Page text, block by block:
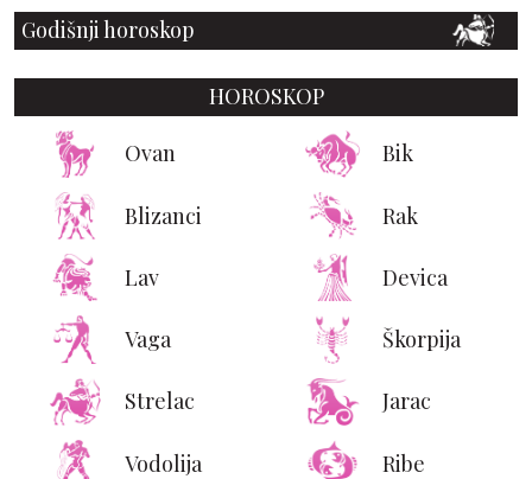
Godišnji horoskop
HOROSKOP
Ovan Bik
Blizanci Rak
Lav Devica
Vaga Škorpija
Strelac Jarac
Vodolija Ribe